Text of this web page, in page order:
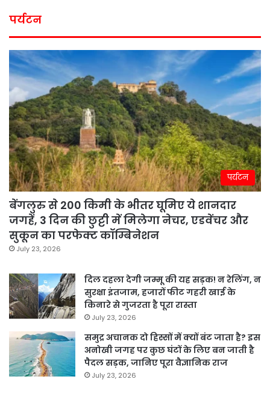
पर्यटन
पर्यटन
बेंगलुरु से 200 किमी के भीतर घूमिए ये शानदार
जगहें, 3 दिन की छुट्टी में मिलेगा नेचर, एडवेंचर और
सुकून का परफेक्ट कॉम्बिनेशन
July 23, 2026
दिल दहला देगी जम्मू की यह सड़क! न रेलिंग, न
सुरक्षा इंतजाम, हजारों फीट गहरी खाई के
किनारे से गुजरता है पूरा रास्ता
July 23, 2026
समुद्र अचानक दो हिस्सों में क्यों बंट जाता है? इस
अनोखी जगह पर कुछ घंटों के लिए बन जाती है
पैदल सड़क, जानिए पूरा वैज्ञानिक राज
July 23, 2026